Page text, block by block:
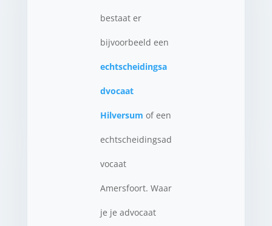
bestaat er
bijvoorbeeld een
echtscheidingsa
dvocaat
Hilversum of een
echtscheidingsad
vocaat
Amersfoort. Waar
je je advocaat